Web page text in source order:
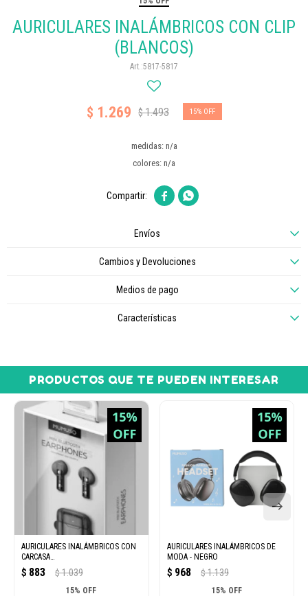
AURICULARES INALÁMBRICOS CON CLIP
(BLANCOS)
5817-5817
$ 1.269 $1.493 15
medidas: n/a
colores: n/a
 
Envíos
Cambios y Devoluciones
Medios de pago
Características
PRODUCTOS QUE TE PUEDEN INTERESAR
AURICULARES INALÁMBRICOS CON
CARCASA
TRANSPARENTE(NARANJA))
$ 883 $ 1.039
15% OFF
AURICULARES INALÁMBRICOS DE
MODA - NEGRO
$ 968 $ 1.139
15% OFF